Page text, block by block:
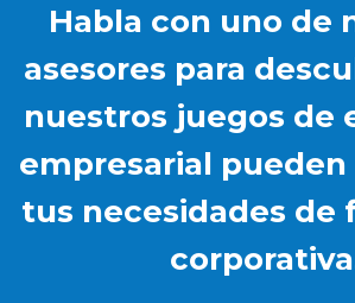
Habla con uno de
asesores para
nuestros juegos de
empresarial
tus necesidades de